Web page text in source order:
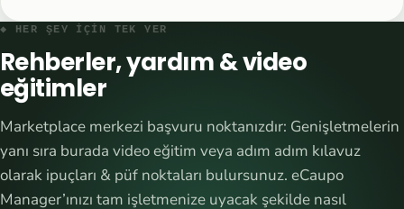
◆ HER ŞEY IÇIN TEK YER
Rehberler, yardım & video
eğitimler
Marketplace merkezi başvuru noktanızdır: Genişletmelerin
yanı sıra burada video eğitim veya adım adım kılavuz
olarak ipuçları & püf noktaları bulursunuz. eCaupo
Manager’ınızı tam işletmenize uyacak şekilde nasıl